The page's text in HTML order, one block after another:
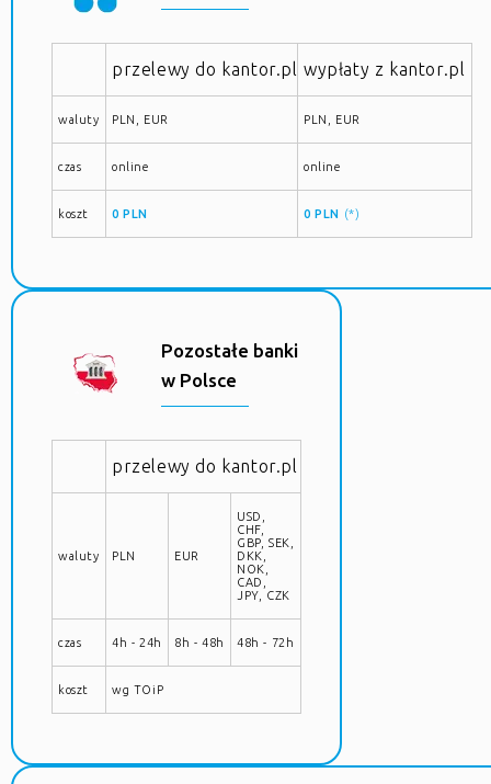
przelewy do kantor.pl wypłaty z kantor.pl
waluty PLN, EUR PLN, EUR
czas online online
koszt 0 PLN 0 PLN (*)
Pozostałe banki
w Polsce
przelewy do kantor.pl
waluty PLN EUR
USD,
CHF,
GBP, SEK,
DKK,
NOK,
CAD,
JPY, CZK
czas 4h - 24h 8h - 48h 48h - 72h
koszt wg TOiP